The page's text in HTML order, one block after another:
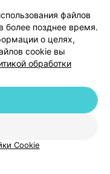
cookie
данных
файлов
более позднее время.
о целях,
cookie вы
обработки
Cookie